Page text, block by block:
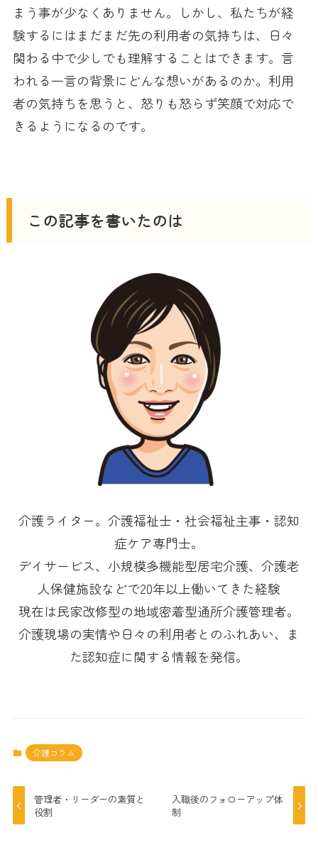
まう事が少なくありません。しかし、私たちが経
験するにはまだまだ先の利用者の気持ちは、日々
関わる中で少しでも理解することはできます。言
われる一言の背景にどんな想いがあるのか。利用
者の気持ちを思うと、怒りも怒らず笑顔で対応で
きるようになるのです。
この記事を書いたのは
介護ライター。介護福祉士・社会福祉主事・認知
症ケア専門士。
デイサービス、小規模多機能型居宅介護、介護老
人保健施設などで20年以上働いてきた経験
現在は民家改修型の地域密着型通所介護管理者。
介護現場の実情や日々の利用者とのふれあい、ま
た認知症に関する情報を発信。
介護コラム
管理者・リーダーの素質と
役割
入職後のフォローアップ体
制